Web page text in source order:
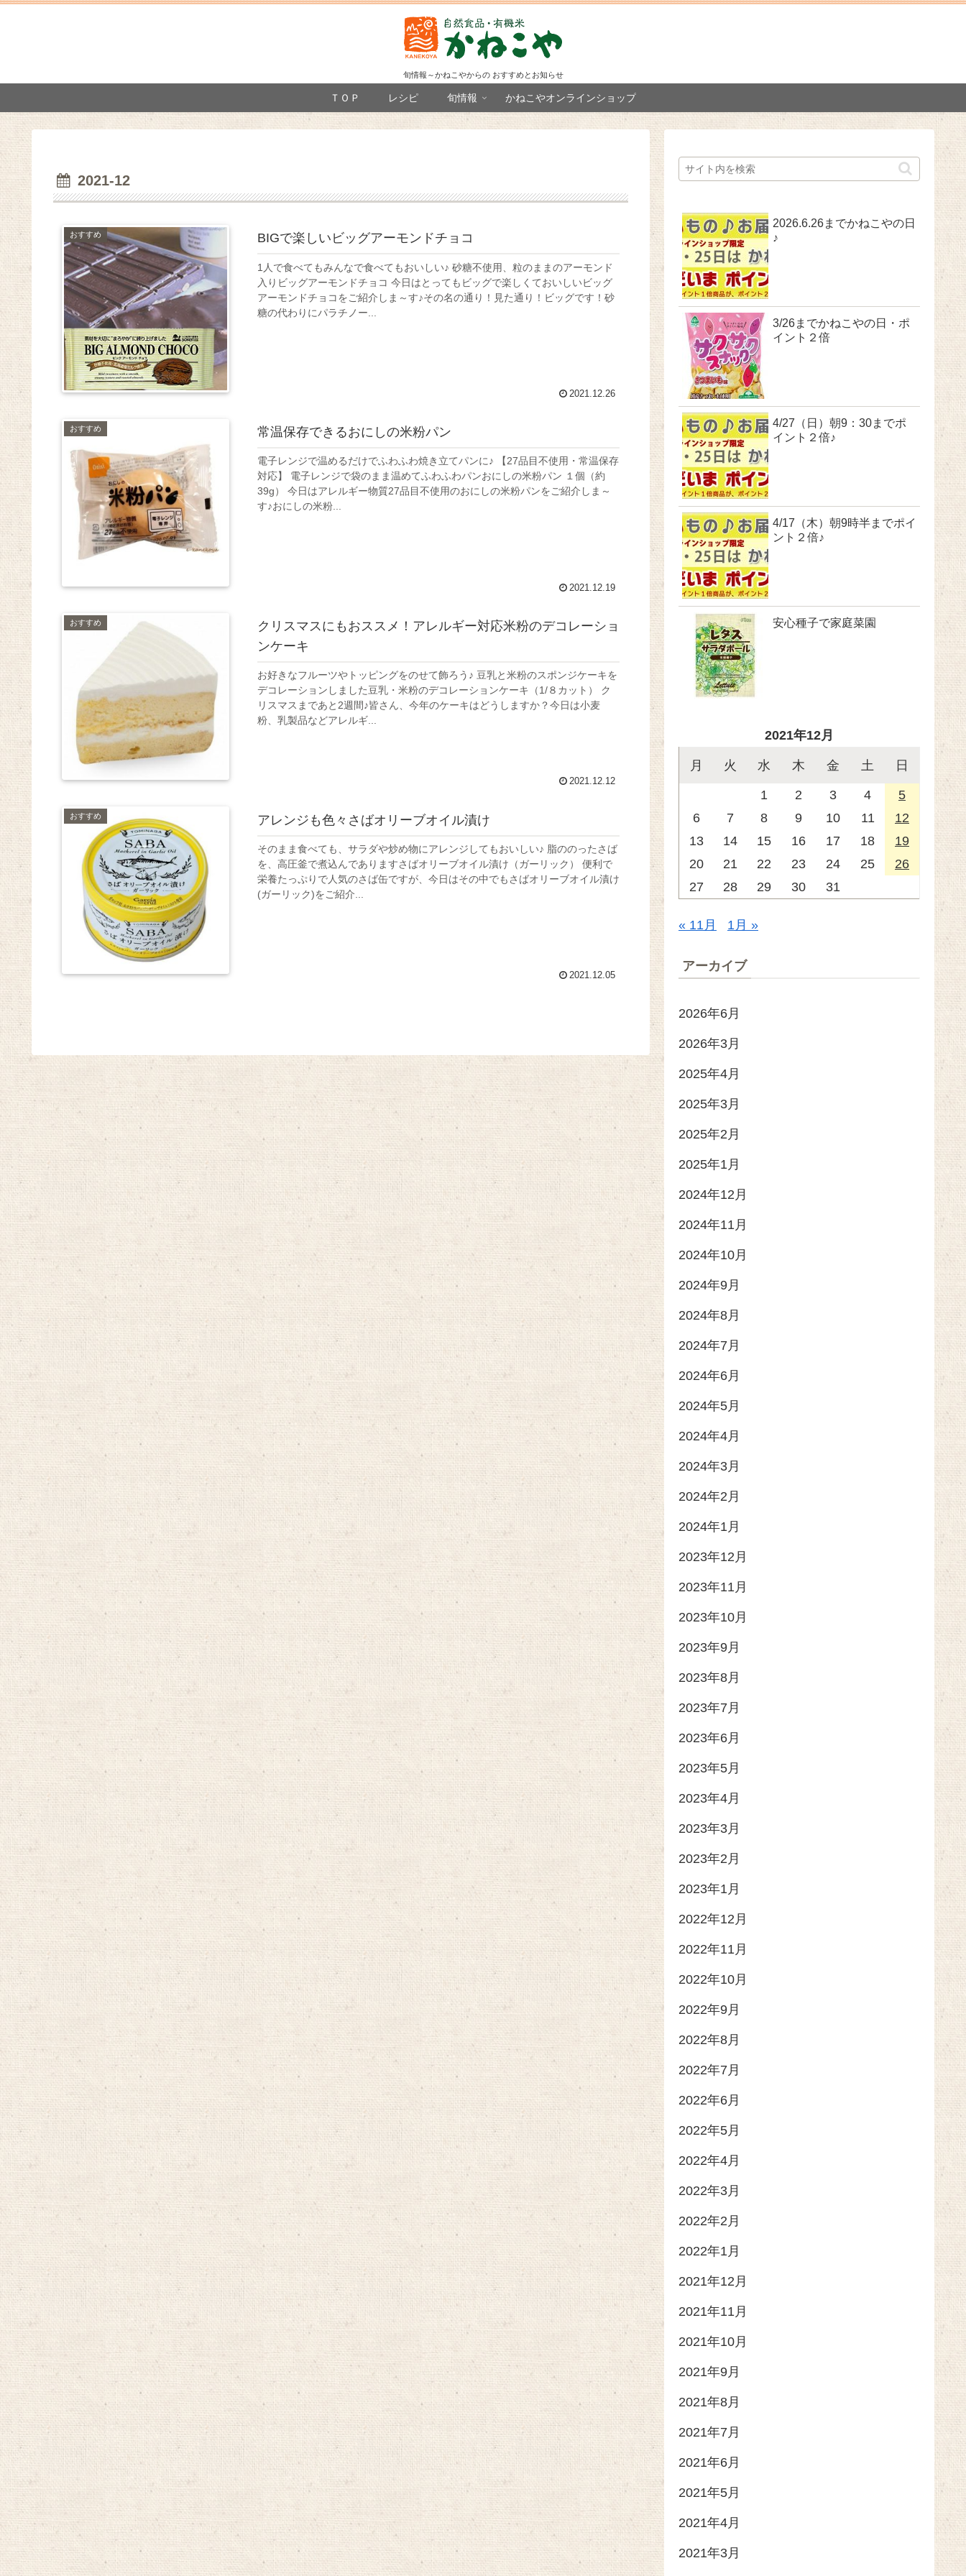
旬情報～かねこやからの おすすめとお知らせ
ＴＯＰ レシピ 旬情報 かねこやオンラインショップ
2021-12
おすすめ BIGで楽しいビッグアーモンドチョコ
1人で食べてもみんなで食べてもおいしい♪ 砂糖不使用、粒のままのアーモンド
入りビッグアーモンドチョコ 今日はとってもビッグで楽しくておいしいビッグ
アーモンドチョコをご紹介しま～す♪その名の通り！見た通り！ビッグです！砂
糖の代わりにパラチノー...
2021.12.26
おすすめ 常温保存できるおにしの米粉パン
電子レンジで温めるだけでふわふわ焼き立てパンに♪ 【27品目不使用・常温保存
対応】 電子レンジで袋のまま温めてふわふわパンおにしの米粉パン １個（約
39g） 今日はアレルギー物質27品目不使用のおにしの米粉パンをご紹介しま～
す♪おにしの米粉...
2021.12.19
おすすめ
クリスマスにもおススメ！アレルギー対応米粉のデコレーショ
ンケーキ
お好きなフルーツやトッピングをのせて飾ろう♪ 豆乳と米粉のスポンジケーキを
デコレーションしました豆乳・米粉のデコレーションケーキ（1/８カット） ク
リスマスまであと2週間♪皆さん、今年のケーキはどうしますか？今日は小麦
粉、乳製品などアレルギ...
2021.12.12
おすすめ アレンジも色々さばオリーブオイル漬け
そのまま食べても、サラダや炒め物にアレンジしてもおいしい♪ 脂ののったさば
を、高圧釜で煮込んでありますさばオリーブオイル漬け（ガーリック） 便利で
栄養たっぷりで人気のさば缶ですが、今日はその中でもさばオリーブオイル漬け
(ガーリック)をご紹介...
2021.12.05
2026.6.26までかねこやの日
♪
3/26までかねこやの日・ポ
イント２倍
4/27（日）朝9：30までポ
イント２倍♪
4/17（木）朝9時半までポイ
ント２倍♪
安心種子で家庭菜園
2021年12月
月 火 水 木 金 土 日
1 2 3 4
5
6
7 8 9 10 11
12
13
14 15 16 17 18
19
20
21 22 23 24 25
26
27
28 29 30 31
« 11月 1月 »
アーカイブ
2026年6月
2026年3月
2025年4月
2025年3月
2025年2月
2025年1月
2024年12月
2024年11月
2024年10月
2024年9月
2024年8月
2024年7月
2024年6月
2024年5月
2024年4月
2024年3月
2024年2月
2024年1月
2023年12月
2023年11月
2023年10月
2023年9月
2023年8月
2023年7月
2023年6月
2023年5月
2023年4月
2023年3月
2023年2月
2023年1月
2022年12月
2022年11月
2022年10月
2022年9月
2022年8月
2022年7月
2022年6月
2022年5月
2022年4月
2022年3月
2022年2月
2022年1月
2021年12月
2021年11月
2021年10月
2021年9月
2021年8月
2021年7月
2021年6月
2021年5月
2021年4月
2021年3月